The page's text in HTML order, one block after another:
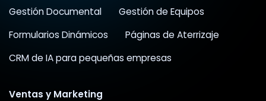
Gestión Documental
Gestión de Equipos
Formularios Dinámicos
Páginas de Aterrizaje
CRM de IA para pequeñas empresas
Ventas y Marketing